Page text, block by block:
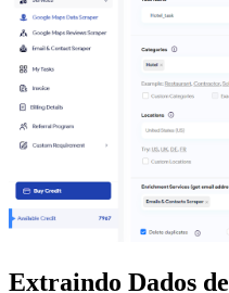
Extraindo Dados